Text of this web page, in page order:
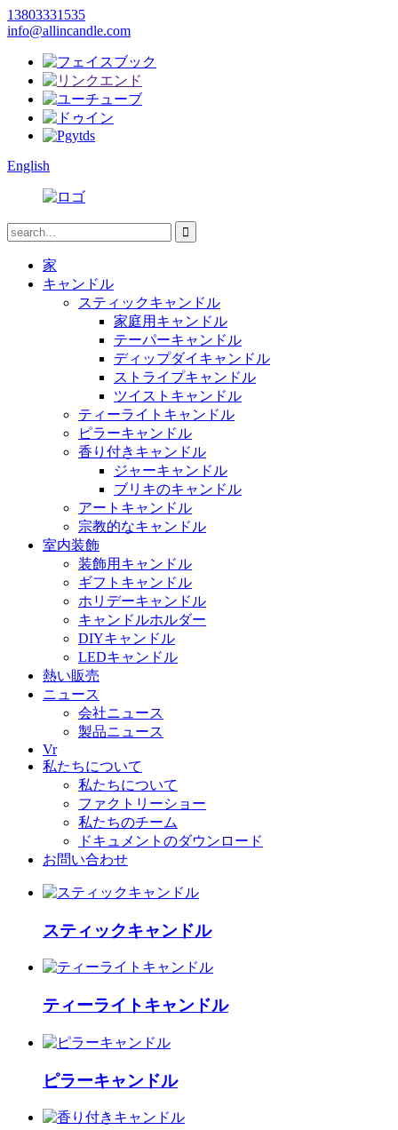
13803331535
info@allincandle.com
English
家
キャンドル
スティックキャンドル
家庭用キャンドル
テーパーキャンドル
ディップダイキャンドル
ストライプキャンドル
ツイストキャンドル
ティーライトキャンドル
ピラーキャンドル
香り付きキャンドル
ジャーキャンドル
ブリキのキャンドル
アートキャンドル
宗教的なキャンドル
室内装飾
装飾用キャンドル
ギフトキャンドル
ホリデーキャンドル
キャンドルホルダー
DIYキャンドル
LEDキャンドル
熱い販売
ニュース
会社ニュース
製品ニュース
Vr
私たちについて
私たちについて
ファクトリーショー
私たちのチーム
ドキュメントのダウンロード
お問い合わせ
スティックキャンドル
ティーライトキャンドル
ピラーキャンドル